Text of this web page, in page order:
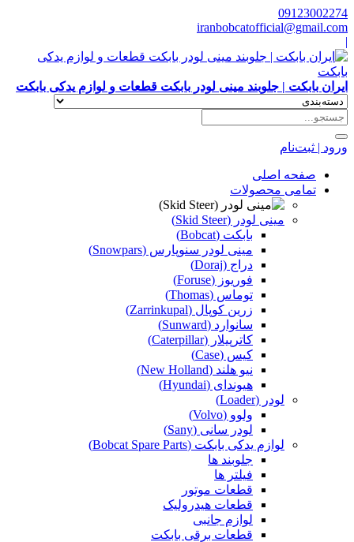
09123002274
iranbobcatofficial@gmail.com
|
ایران بابکت | جلوبند مینی لودر بابکت قطعات و لوازم یدکی بابکت
ورود | ثبت‌نام
صفحه اصلی
تمامی محصولات
مینی لودر (Skid Steer)
بابکت (Bobcat)
مینی لودر سنوپارس (Snowpars)
دراج (Doraj)
فوریوز (Foruse)
توماس (Thomas)
زرین کوپال (Zarrinkupal)
سانوارد (Sunward)
کاترپیلار (Caterpillar)
کیس (Case)
نیو هلند (New Holland)
هیوندای (Hyundai)
لودر (Loader)
ولوو (Volvo)
لودر سانی (Sany)
لوازم یدکی بابکت (Bobcat Spare Parts)
جلوبند ها
فیلتر ها
قطعات موتور
قطعات هیدرولیک
لوازم جانبی
قطعات برقی بابکت